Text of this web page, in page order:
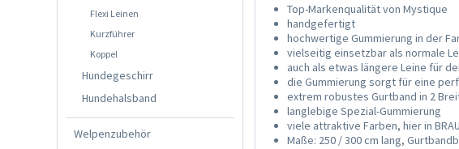
Flexi Leinen
Kurzführer
Koppel
Hundegeschirr
Hundehalsband
Welpenzubehör
Top-Markenqualität von Mystique
handgefertigt
hochwertige Gummierung in der
vielseitig einsetzbar als normale
auch als etwas längere Leine für
die Gummierung sorgt für eine
extrem robustes Gurtband in 2
langlebige Spezial-Gummierung
viele attraktive Farben, hier in
Maße: 250 / 300 cm lang,